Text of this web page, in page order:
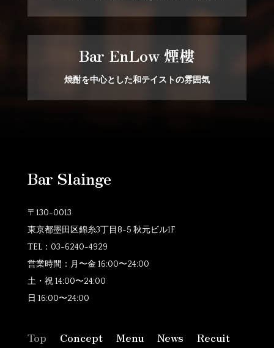
Bar EnLow 煙樓
焼酎を中心とした和テイストの雰囲気
Bar Slainge
〒130-0013
東京都墨田区錦糸3丁目8-5 秋元ビル1F
TEL： 03-6240-4929
営業時間：月〜金 16:00〜24:00
土・祝 14:00〜24:00
日 16:00〜24:00
Top Concept Menu News Recuit